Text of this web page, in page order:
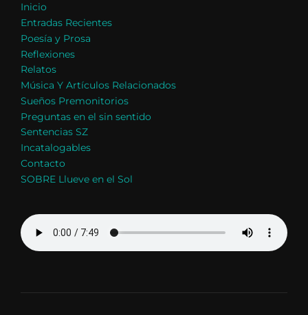
Inicio
Entradas Recientes
Poesía y Prosa
Reflexiones
Relatos
Música Y Artículos Relacionados
Sueños Premonitorios
Preguntas en el sin sentido
Sentencias SZ
Incatalogables
Contacto
SOBRE Llueve en el Sol